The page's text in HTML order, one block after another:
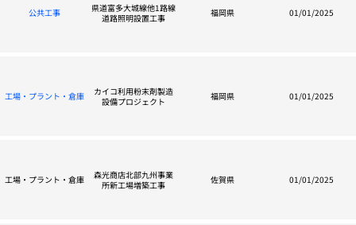
公共工事
県道富多大城線他1路線
道路照明設置工事
福岡県 01/01/2025
工場・プラント・倉庫
カイコ利用粉末剤製造
設備プロジェクト
福岡県 01/01/2025
工場・プラント・倉庫
森光商店北部九州事業
所新工場増築工事
佐賀県 01/01/2025